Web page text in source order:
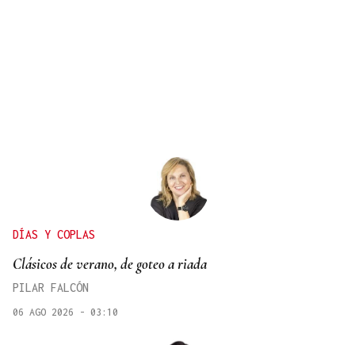
DÍAS Y COPLAS
Clásicos de verano, de goteo a riada
PILAR FALCÓN
06 AGO 2026 - 03:10